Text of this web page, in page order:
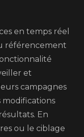
en temps réel
référencement
et
campagnes
modifications
En
ou le ciblage